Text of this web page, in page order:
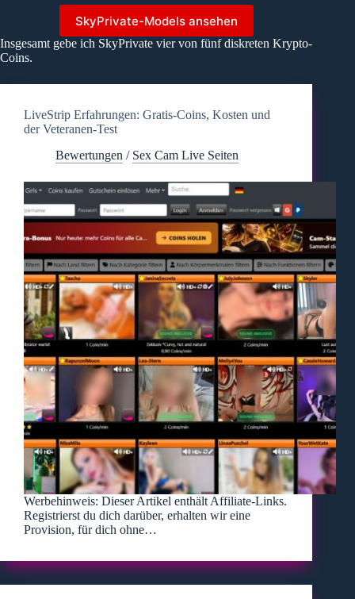
SkyPrivate-Models ansehen
Insgesamt gebe ich SkyPrivate vier von fünf diskreten Krypto-
Coins.
LiveStrip Erfahrungen: Gratis-Coins, Kosten und
der Veteranen-Test
Bewertungen / Sex Cam Live Seiten
Werbehinweis: Dieser Artikel enthält Affiliate-Links.
Registrierst du dich darüber, erhalten wir eine
Provision, für dich ohne…